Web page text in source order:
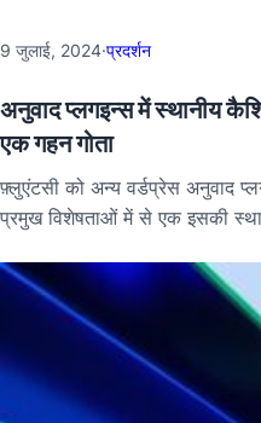
9 जुलाई, 2024·प्रदर्शन
अनुवाद प्लगइन्स में स्थानीय
एक गहन गोता
फ़्लुएंटसी को अन्य वर्डप्रेस अनुवाद
प्रमुख विशेषताओं में से एक इसकी